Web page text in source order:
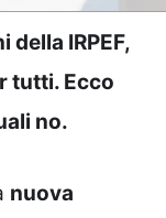
IRPEF,
tutti. Ecco
no.
nuova